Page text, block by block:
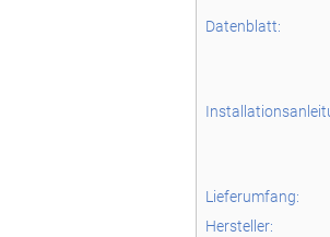
Datenblatt:
Lieferumfang:
Hersteller: